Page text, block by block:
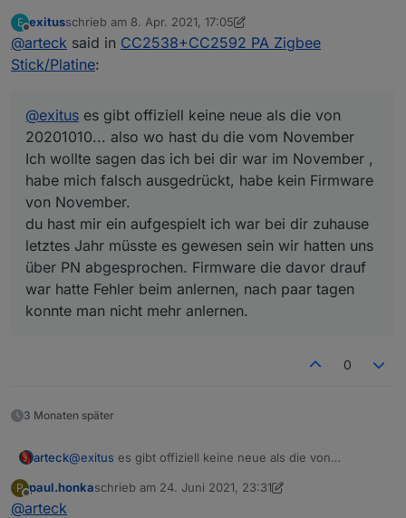
E
Offline
exitusschrieb am 8. Apr. 2021, 17:05
zuletzt editiert von exitus4. Aug. 2021, 19:09
@arteck said in CC2538+CC2592 PA Zigbee
Stick/Platine:
@exitus es gibt offiziell keine neue als die von
20201010... also wo hast du die vom November
Ich wollte sagen das ich bei dir war im November ,
habe mich falsch ausgedrückt, habe kein Firmware
von November.
du hast mir ein aufgespielt ich war bei dir zuhause
letztes Jahr müsste es gewesen sein wir hatten uns
über PN abgesprochen. Firmware die davor drauf
war hatte Fehler beim anlernen, nach paar tagen
konnte man nicht mehr anlernen.
0
3 Monaten später
arteck@exitus es gibt offiziell keine neue als die von
P
Offline
paul.honkaschrieb am 24. Juni 2021, 23:31
zuletzt editiert von paul.honka
@arteck